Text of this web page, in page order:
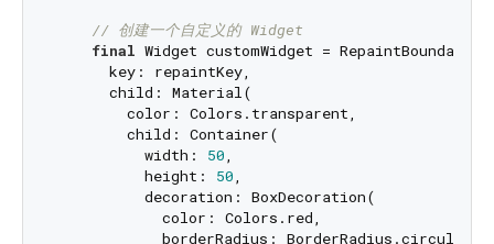
// 创建一个自定义的 Widget
final Widget customWidget = RepaintBoundary(
      key: repaintKey,
      child: Material(
        color: Colors.transparent,
        child: Container(
          width:
50,
          height:
50,
          decoration: BoxDecoration(
            color: Colors.red,
            borderRadius: BorderRadius.circular(